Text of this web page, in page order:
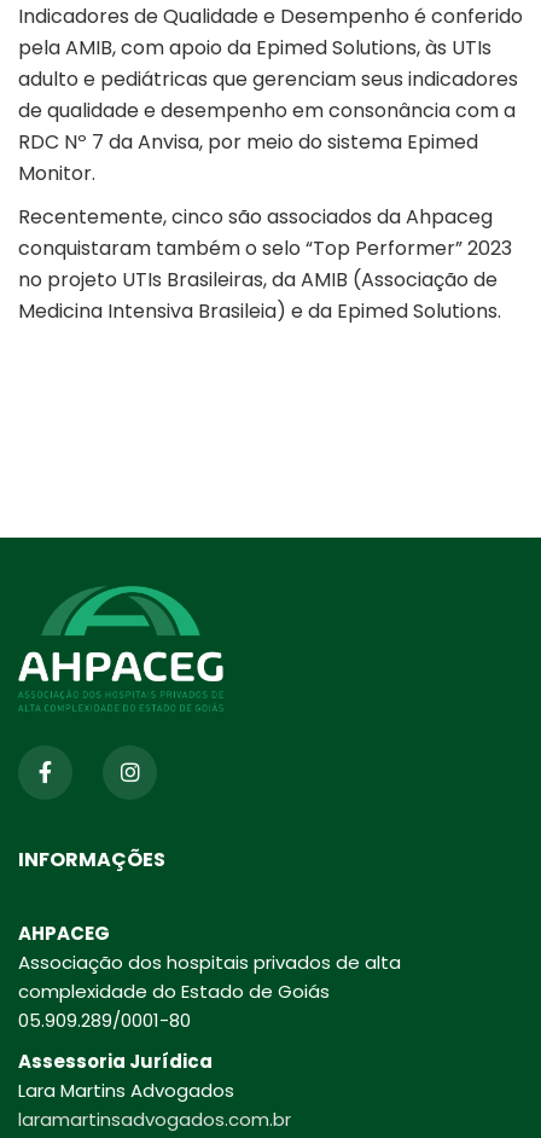
Indicadores de Qualidade e Desempenho é conferido
pela AMIB, com apoio da Epimed Solutions, às UTIs
adulto e pediátricas que gerenciam seus indicadores
de qualidade e desempenho em consonância com a
RDC Nº 7 da Anvisa, por meio do sistema Epimed
Monitor.
Recentemente, cinco são associados da Ahpaceg
conquistaram também o selo “Top Performer” 2023
no projeto UTIs Brasileiras, da AMIB (Associação de
Medicina Intensiva Brasileia) e da Epimed Solutions.
INFORMAÇÕES
AHPACEG
Associação dos hospitais privados de alta
complexidade do Estado de Goiás
05.909.289/0001-80
Assessoria Jurídica
Lara Martins Advogados
laramartinsadvogados.com.br